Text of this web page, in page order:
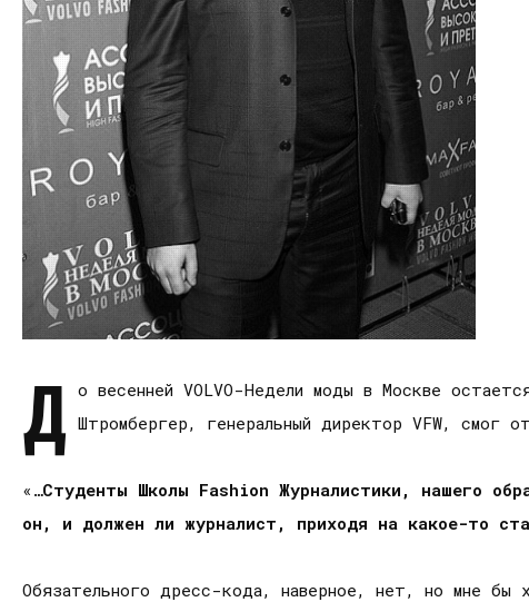
Д о весенней VOLVO-Недели моды в Москве
Штромбергер, генеральный директор VFW, смог
«…Студенты Школы Fashion Журналистики, нашего
он, и должен ли журналист, приходя на какое-то
Обязательного дресс-кода, наверное, нет, но мне бы